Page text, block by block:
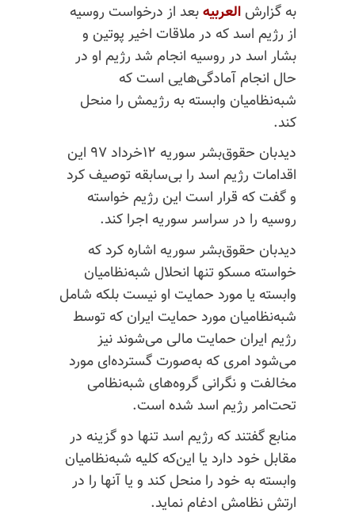
به گزارش العربیهبعد از درخواست روسیه
از رژیم اسد که در ملاقات اخیر پوتین و
بشار اسد در روسیه انجام شد رژیم او در
حال انجام آمادگی‌هایی است که
شبه‌‌نظامیان وابسته به رژیمش را منحل
کند.
دیدبان حقوق‌بشر سوریه ۱۲خرداد ۹۷ این
اقدامات رژیم اسد را بی‌سابقه توصیف کرد
و گفت که قرار است این رژیم خواسته
روسیه را در سراسر سوریه اجرا کند.
دیدبان حقوق‌بشر سوریه اشاره کرد که
خواسته مسکو تنها انحلال شبه‌‌نظامیان
وابسته یا مورد حمایت او نیست بلکه شامل
شبه‌‌نظامیان مورد حمایت ایران که توسط
رژیم ایران حمایت مالی می‌شوند نیز
می‌شود امری که به‌صورت گسترده‌ای مورد
مخالفت و نگرانی گروه‌های شبه‌نظامی
تحت‌امر رژیم اسد شده است.
منابع گفتند که رژیم اسد تنها دو گزینه در
مقابل خود دارد یا این‌که کلیه شبه‌‌نظامیان
وابسته به خود را منحل کند و یا آنها را در
ارتش نظامش ادغام نماید.